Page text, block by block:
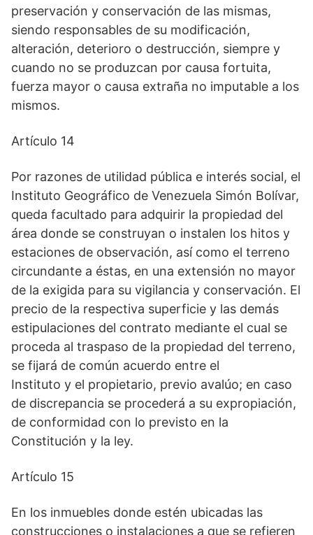
preservación y conservación de las mismas,
siendo responsables de su modificación,
alteración, deterioro o destrucción, siempre y
cuando no se produzcan por causa fortuita,
fuerza mayor o causa extraña no imputable a los
mismos.
Artículo 14
Por razones de utilidad pública e interés social, el
Instituto Geográfico de Venezuela Simón Bolívar,
queda facultado para adquirir la propiedad del
área donde se construyan o instalen los hitos y
estaciones de observación, así como el terreno
circundante a éstas, en una extensión no mayor
de la exigida para su vigilancia y conservación. El
precio de la respectiva superficie y las demás
estipulaciones del contrato mediante el cual se
proceda al traspaso de la propiedad del terreno,
se fijará de común acuerdo entre el
Instituto y el propietario, previo avalúo; en caso
de discrepancia se procederá a su expropiación,
de conformidad con lo previsto en la
Constitución y la ley.
Artículo 15
En los inmuebles donde estén ubicadas las
construcciones o instalaciones a que se refieren